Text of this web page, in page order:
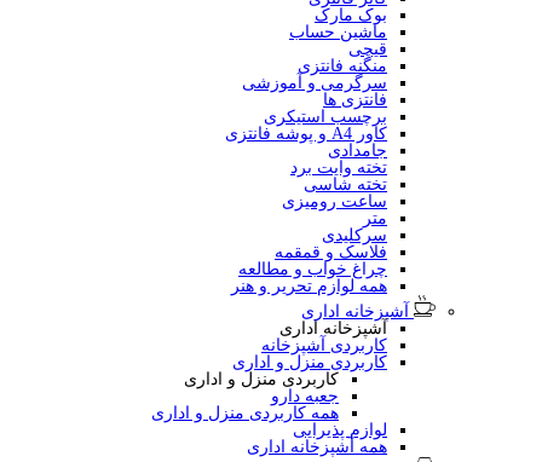
بوک مارک
ماشین حساب
قیچی
منگنه فانتزی
سرگرمی و آموزشی
فانتزی ها
برچسب استیکری
کاور A4 و پوشه فانتزی
جامدادی
تخته وایت برد
تخته شاسی
ساعت رومیزی
متر
سرکلیدی
فلاسک و قمقمه
چراغ خواب و مطالعه
همه لوازم تحریر و هنر
آشپزخانه اداری
آشپزخانه اداری
کاربردی آشپزخانه
کاربردی منزل و اداری
کاربردی منزل و اداری
جعبه دارو
همه کاربردی منزل و اداری
لوازم پذیرایی
همه آشپزخانه اداری